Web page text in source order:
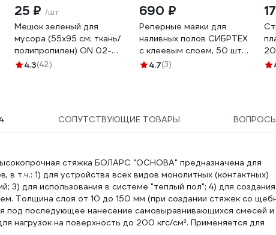
25 ₽ /шт
Мешок зеленый для
мусора (55x95 см; ткань/
полипропилен) ON 02-
24-001
4.3(42)
690 ₽
Реперные маяки для
наливных полов СИБРТЕХ
с клеевым слоем, 50 шт.
88131
4.7(3)
СОПУТСТВУЮЩИЕ ТОВАРЫ
стяжка БОЛАРС "ОСНОВА" предназначена для
в т.ч.: 1) для устройства всех видов монолитных (контактных)
3) для использования в системе "теплый пол"; 4) для создания
Толщина слоя от 10 до 150 мм (при создании стяжек со
последующее нанесение самовыравнивающихся смесей и
нагрузок на поверхность до 200 кгс/см². Применяется для